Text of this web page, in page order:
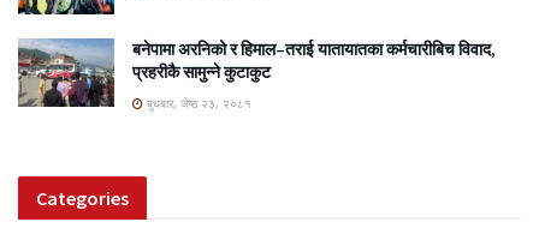
बनेपामा अरनिको र हिमाल–तराई यातायातका कर्मचारीबिच विवाद,
प्रहरीकै सामुन्ने कुटाकुट
बुधबार, जेष्ठ २३, २०८१
Categories